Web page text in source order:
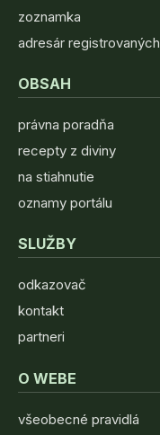
zoznamka
adresár registrovaných
OBSAH
právna poradňa
recepty z diviny
na stiahnutie
oznamy portálu
SLUŽBY
odkazovač
kontakt
partneri
O WEBE
všeobecné pravidlá